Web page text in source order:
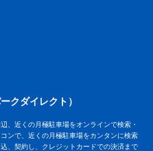
クダイレクト）
、近くの月極駐車場をオンラインで検索・
ンで、近くの月極駐車場をカンタンに検索
、契約し、クレジットカードでの決済まで